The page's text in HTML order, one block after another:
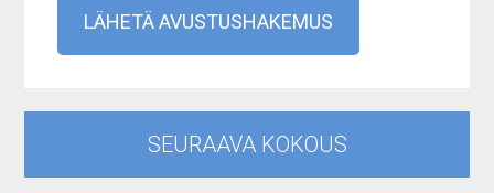
Sidebar
SEURAAVA KOKOUS